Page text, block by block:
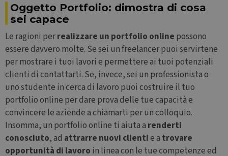
Oggetto Portfolio: dimostra di cosa
sei capace
Le ragioni perrealizzare un portfolio online possono
essere davvero molte. Se sei un freelancer puoi servirtene
per mostrare i tuoi lavori e permettere ai tuoi potenziali
clienti di contattarti. Se, invece, sei un professionista o
uno studente in cerca di lavoro puoi costruire il tuo
portfolio online per dare prova delle tue capacità e
convincere le aziende a chiamarti per un colloquio.
Insomma, un portfolio online ti aiuta a renderti
conosciuto, ad attrarre nuovi clientie a trovare
opportunità di lavoro in linea con le tue competenze ed